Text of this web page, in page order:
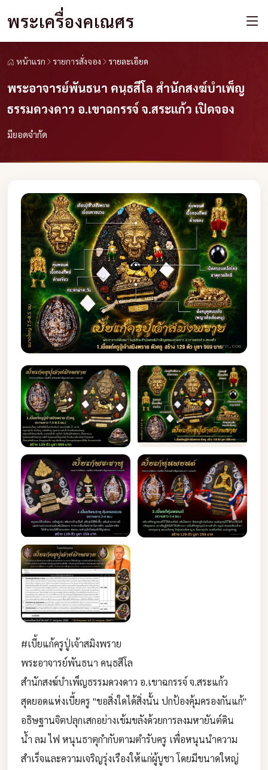
พระเครื่องคเณศร
หน้าแรก รายการสั่งจอง รายละเอียด
พระอาจารย์พันธนา คนฺธสีโล สำนักสงฆ์บำเพ็ญ
ธรรมดวงดาว อ.เขาฉกรรจ์ จ.สระแก้ว เปิดจอง
มียอดจำกัด
#เบี้ยแก้ครูปู่เจ้าสมิงพราย
​พระอาจารย์พันธนา คนฺธสีโล
สำนักสงฆ์บำเพ็ญธรรมดวงดาว อ.เขาฉกรรจ์ จ.สระแก้ว
​สุดยอดแห่งเบี้ยครู "ขอสิ่งใดได้สิ่งนั้น ปกป้องคุ้มครองกันแก้"
อธิษฐานจิตปลุกเสกอย่างเข้มขลังด้วยการลงมหายันต์ดิน
น้ำ ลม ไฟ หนุนธาตุกำกับตามตำรับครู เพื่อหนุนนำความ
สำเร็จและความเจริญรุ่งเรืองให้แก่ผู้บูชา โดยมีขนาดใหญ่